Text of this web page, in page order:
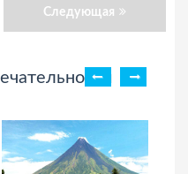
Следующая